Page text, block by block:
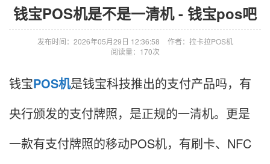
钱宝POS机是不是一清机 - 钱宝pos吧
发布时间：2026年05月29日 12:36:58
作者：拉卡拉POS机
阅读量：170次
钱宝POS机是钱宝科技推出的支付产品吗，有
央行颁发的支付牌照，是正规的一清机。更是
一款有支付牌照的移动POS机，有刷卡、NFC